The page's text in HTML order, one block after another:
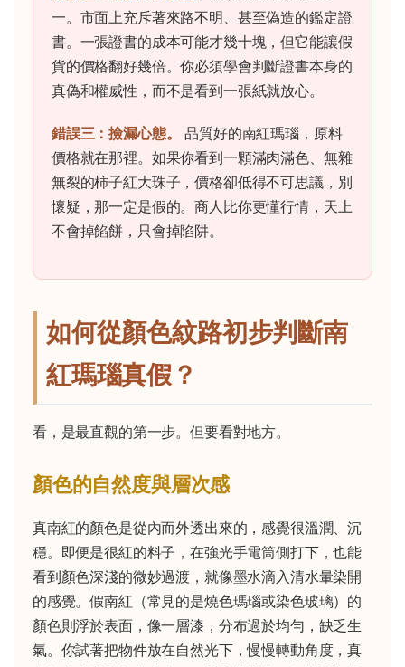
一。市面上充斥著來路不明、甚至偽造的鑑定證
書。一張證書的成本可能才幾十塊，但它能讓假
貨的價格翻好幾倍。你必須學會判斷證書本身的
真偽和權威性，而不是看到一張紙就放心。
錯誤三：撿漏心態。
品質好的南紅瑪瑙，原料
價格就在那裡。如果你看到一顆滿肉滿色、無雜
無裂的柿子紅大珠子，價格卻低得不可思議，別
懷疑，那一定是假的。商人比你更懂行情，天上
不會掉餡餅，只會掉陷阱。
如何從顏色紋路初步判斷南
紅瑪瑙真假？
看，是最直觀的第一步。但要看對地方。
顏色的自然度與層次感
真南紅的顏色是從內而外透出來的，感覺很溫潤、沉
穩。即便是很紅的料子，在強光手電筒側打下，也能
看到顏色深淺的微妙過渡，就像墨水滴入清水暈染開
的感覺。假南紅（常見的是燒色瑪瑙或染色玻璃）的
顏色則浮於表面，像一層漆，分布過於均勻，缺乏生
氣。你試著把物件放在自然光下，慢慢轉動角度，真